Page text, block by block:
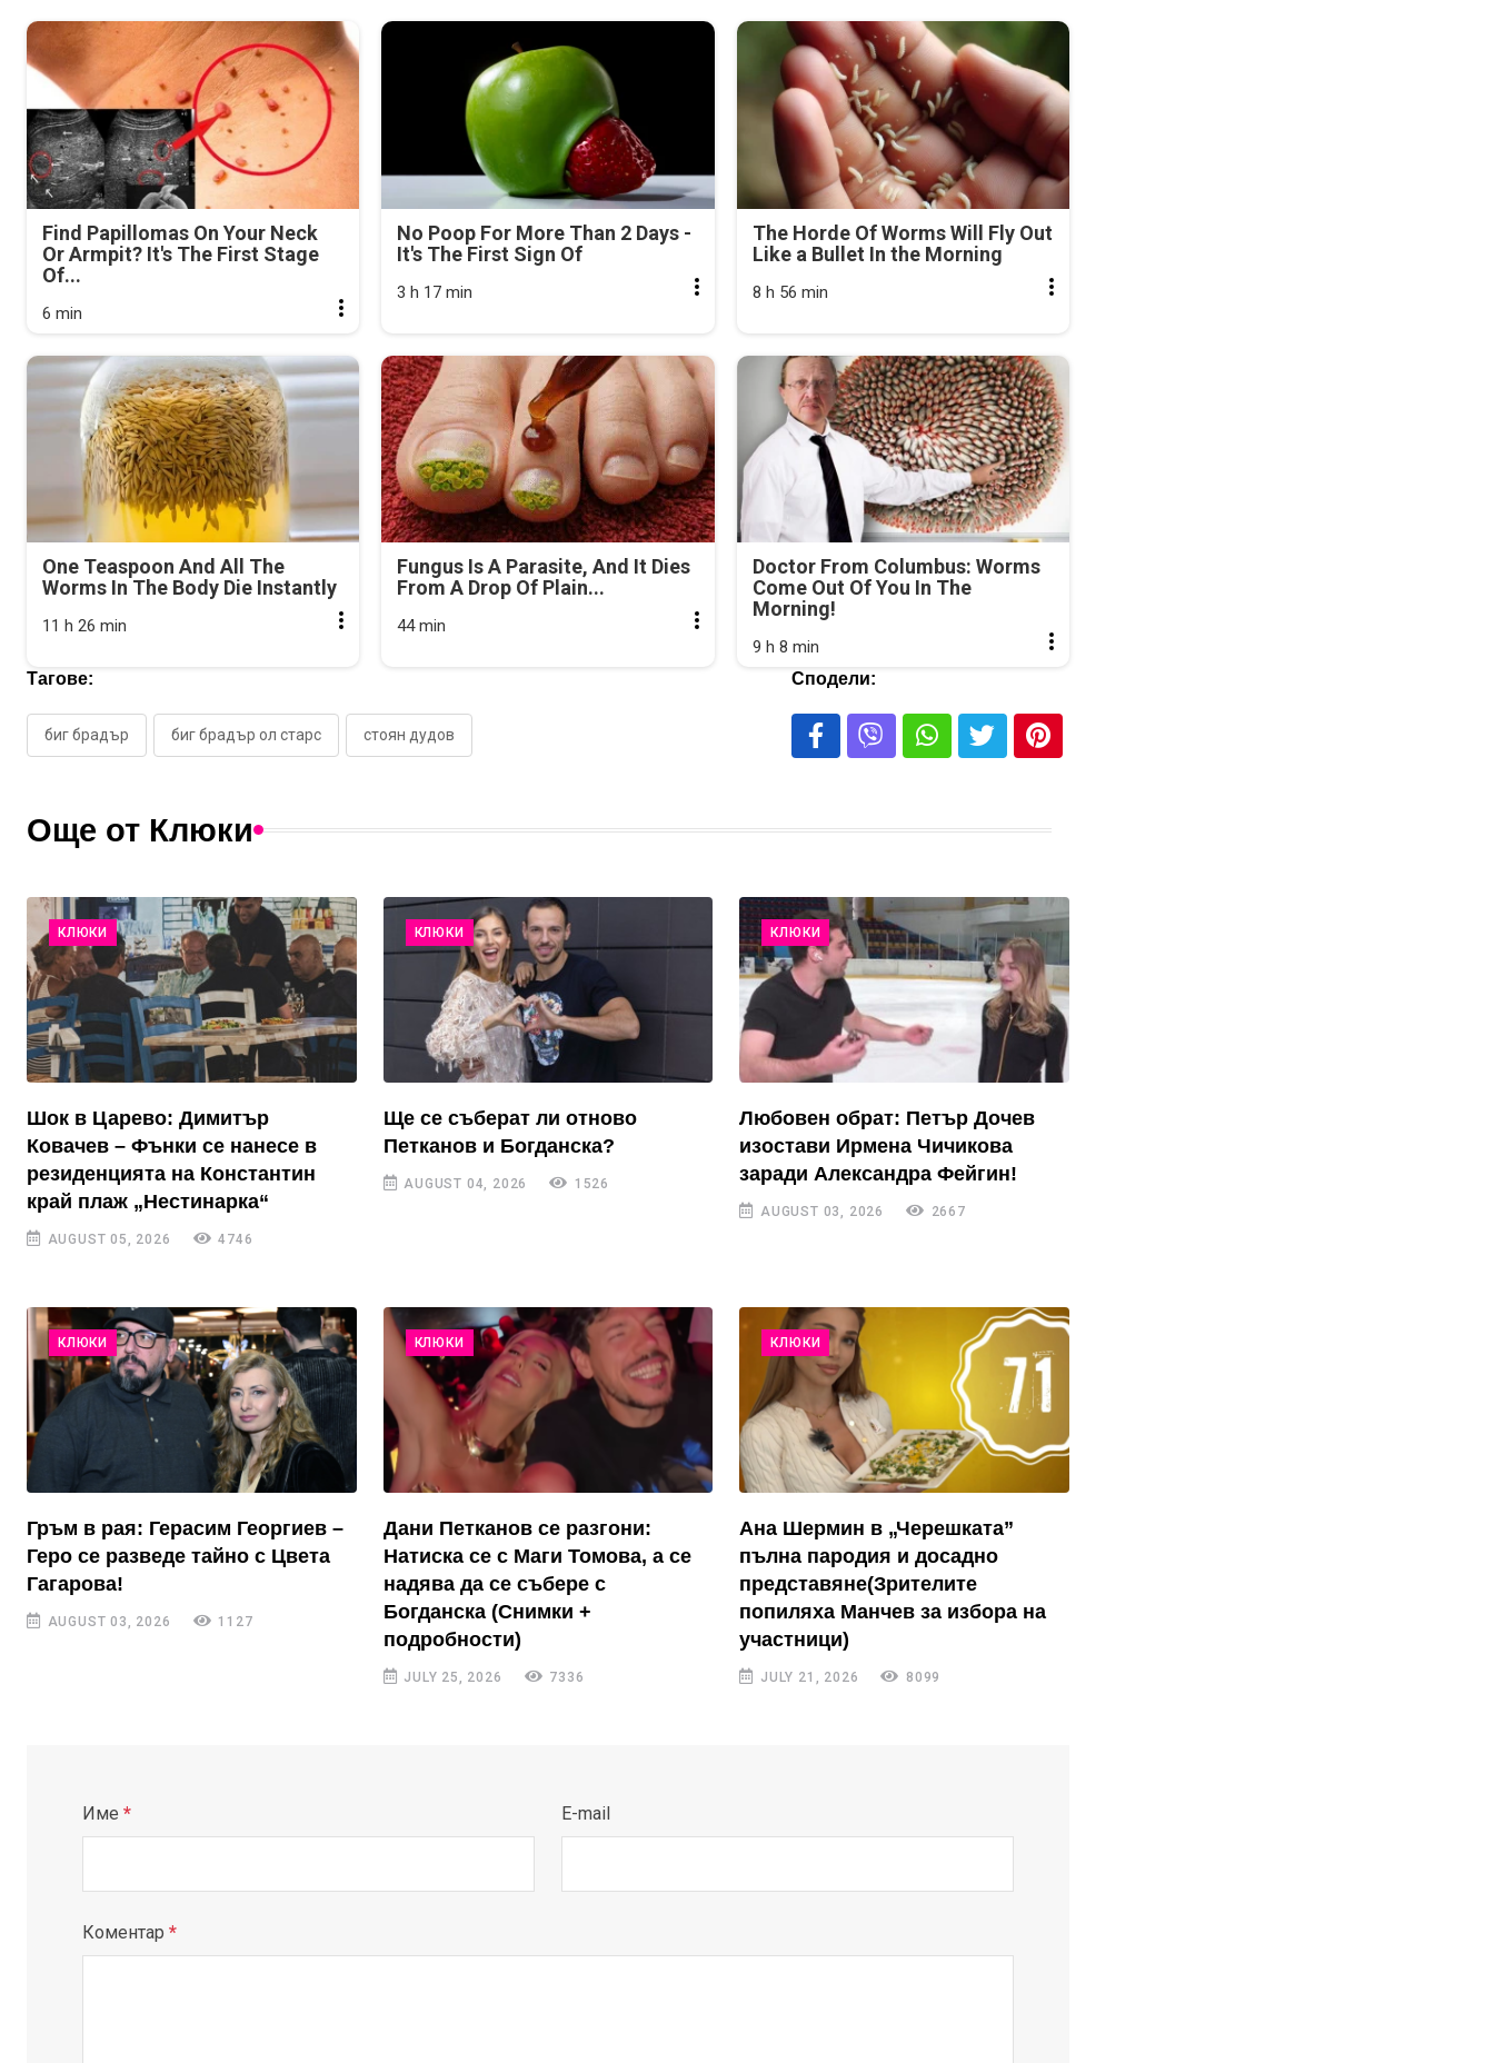
Find Papillomas On Your Neck
Or Armpit? It's The First Stage
Of...
6 min
No Poop For More Than 2 Days -
It's The First Sign Of
3 h 17 min
The Horde Of Worms Will Fly Out
Like a Bullet In the Morning
8 h 56 min
One Teaspoon And All The
Worms In The Body Die Instantly
11 h 26 min
Fungus Is A Parasite, And It Dies
From A Drop Of Plain...
44 min
Doctor From Columbus: Worms
Come Out Of You In The
Morning!
9 h 8 min
Тагове:
биг брадър биг брадър ол старс стоян дудов
Сподели:
Още от Клюки
КЛЮКИ
Шок в Царево: Димитър
Ковачев – Фънки се нанесе в
резиденцията на Константин
край плаж „Нестинарка“
AUGUST 05, 2026 4746
КЛЮКИ
Ще се съберат ли отново
Петканов и Богданска?
AUGUST 04, 2026 1526
КЛЮКИ
Любовен обрат: Петър Дочев
изостави Ирмена Чичикова
заради Александра Фейгин!
AUGUST 03, 2026 2667
КЛЮКИ
Гръм в рая: Герасим Георгиев –
Геро се разведе тайно с Цвета
Гагарова!
AUGUST 03, 2026 1127
КЛЮКИ
Дани Петканов се разгони:
Натиска се с Маги Томова, а се
надява да се събере с
Богданска (Снимки +
подробности)
JULY 25, 2026 7336
КЛЮКИ
Ана Шермин в „Черешката”
пълна пародия и досадно
представяне(Зрителите
попиляха Манчев за избора на
участници)
JULY 21, 2026 8099
Име * E-mail
Коментар *